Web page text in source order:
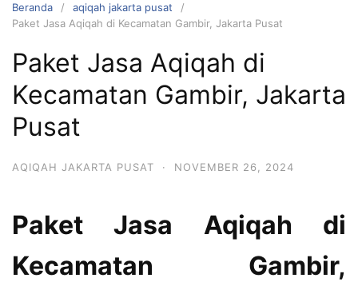
Beranda
aqiqah jakarta pusat
Paket Jasa Aqiqah di Kecamatan Gambir, Jakarta Pusat
Paket Jasa Aqiqah di
Kecamatan Gambir, Jakarta
Pusat
AQIQAH JAKARTA PUSAT · NOVEMBER 26, 2024
Paket Jasa Aqiqah di
Kecamatan Gambir,